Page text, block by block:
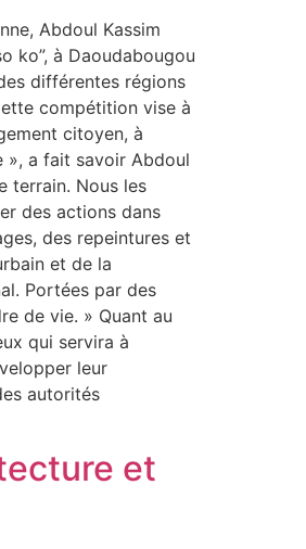
Abdoul Kassim
ko”, à Daoudabougou
différentes régions
compétition vise à
citoyen, à
», a fait savoir Abdoul
terrain. Nous les
des actions dans
des repeintures et
et de la
Portées par des
de vie. » Quant au
qui servira à
leur
autorités
et